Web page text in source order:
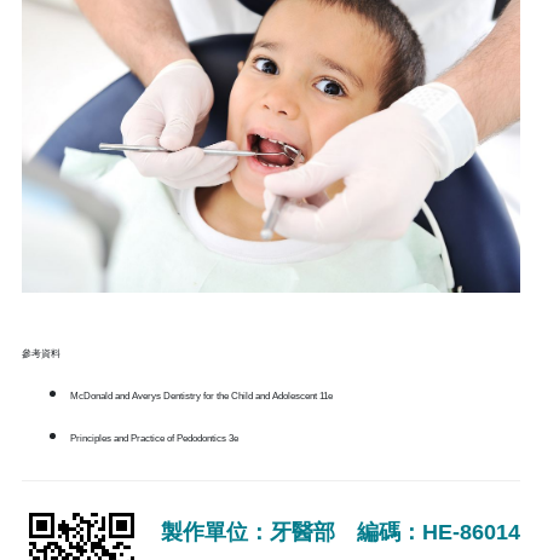
參考資料
McDonald and Averys Dentistry for the Child and Adolescent 11e
Principles and Practice of Pedodontics 3e
製作單位：牙醫部 編碼：HE-86014